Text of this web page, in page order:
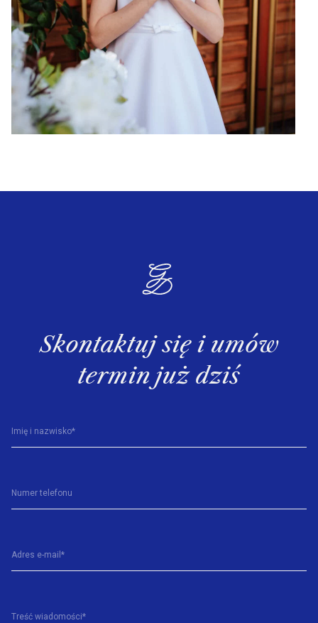
Skontaktuj się i umów
termin już dziś
Imię i nazwisko*
Numer telefonu
Adres e-mail*
Treść wiadomości*